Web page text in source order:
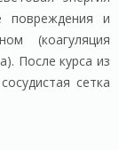
повреждения и
(коагуляция
После курса из
сетка